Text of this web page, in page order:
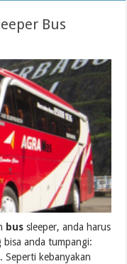
Bus
bus sleeper, anda harus
bisa anda tumpangi:
Seperti kebanyakan